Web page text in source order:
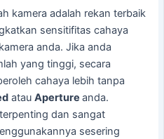
kamera adalah rekan terbaik
sensitifitas cahaya
anda. Jika anda
yang tinggi, secara
cahaya lebih tanpa
atauApertureanda.
dan sangat
sesering